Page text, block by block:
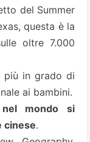
del Summer
questa è la
oltre 7.000
più in grado di
ai bambini.
mondo si
cinese.